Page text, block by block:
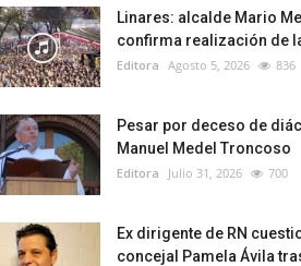
Linares: alcalde Mario
confirma realización de
Editora Agosto 5, 2026 836
Pesar por deceso de
Manuel Medel Troncoso
Editora Julio 31, 2026 700
Ex dirigente de RN
concejal Pamela Ávila